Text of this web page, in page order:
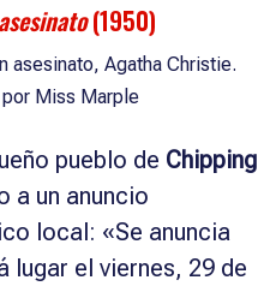
(1950)
pueblo de Chipping
a un anuncio
local: «Se anuncia
lugar el viernes, 29 de